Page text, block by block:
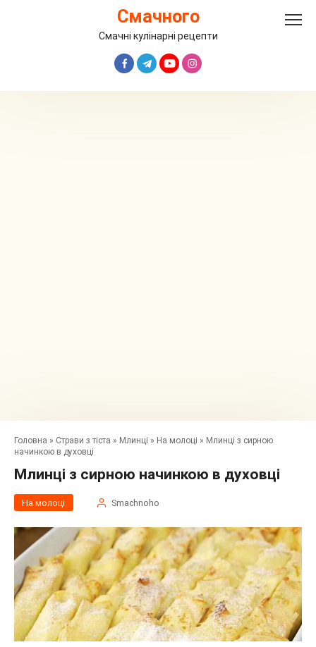
Смачного
Смачні кулінарні рецепти
Головна » Страви з тіста » Млинці » На молоці » Млинці з сирною
начинкою в духовці
Млинці з сирною начинкою в духовці
На молоці Smachnoho